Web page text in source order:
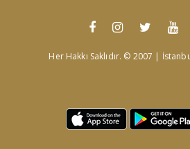
Her Hakkı Saklıdır. © 2007 |